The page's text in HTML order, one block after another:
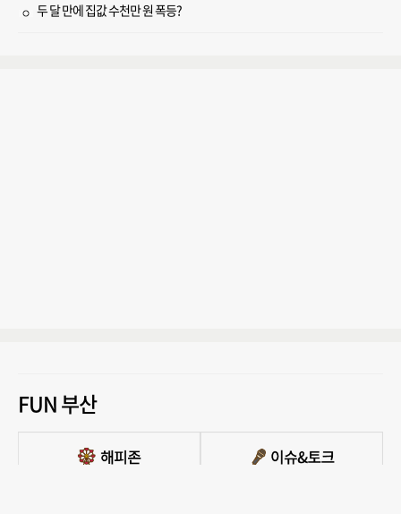
두 달 만에 집값 수천만 원 폭등?
FUN 부산